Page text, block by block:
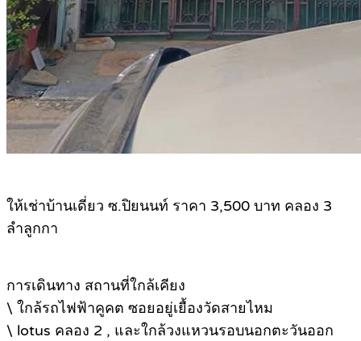
ให้เช่าบ้านเดี่ยว ซ.ปิยนนท์ ราคา 3,500 บาท คลอง 3
ลำลูกกา
การเดินทาง สถานที่ใกล้เคียง
\ ใกล้รถไฟฟ้าคูคต ซอยอยู่เยื้องวัดสายไหม
\ lotus คลอง 2 , และใกล้วงแหวนรอบนอกตะวันออก